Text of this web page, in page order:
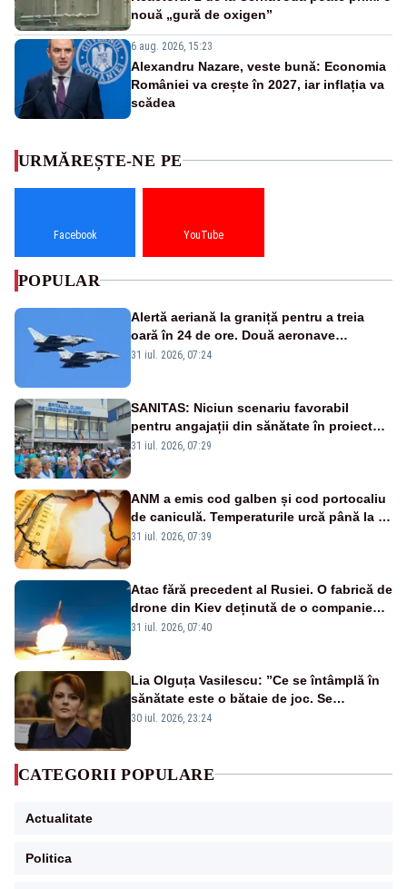
nouă „gură de oxigen”
6 aug. 2026, 15:23
Alexandru Nazare, veste bună: Economia
României va crește în 2027, iar inflația va
scădea
URMĂREȘTE-NE PE
Facebook YouTube
POPULAR
Alertă aeriană la graniță pentru a treia
oară în 24 de ore. Două aeronave
Eurofighter britanice au fost ridicate de la
31 iul. 2026, 07:24
SANITAS: Niciun scenariu favorabil
pentru angajații din sănătate în proiectul
Legii salarizării
31 iul. 2026, 07:29
ANM a emis cod galben și cod portocaliu
de caniculă. Temperaturile urcă până la 38
de grade, iar nopțile devin tropicale
31 iul. 2026, 07:39
Atac fără precedent al Rusiei. O fabrică de
drone din Kiev deținută de o companie
americană, distrusă de o rachetă
31 iul. 2026, 07:40
Lia Olguța Vasilescu: ”Ce se întâmplă în
sănătate este o bătaie de joc. Se
guvernează extraordinar de prost”
30 iul. 2026, 23:24
CATEGORII POPULARE
Actualitate
Politica